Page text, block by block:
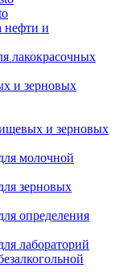
нефти и
лакокрасочных
и зерновых
и зерновых
молочной
зерновых
определения
лабораторий